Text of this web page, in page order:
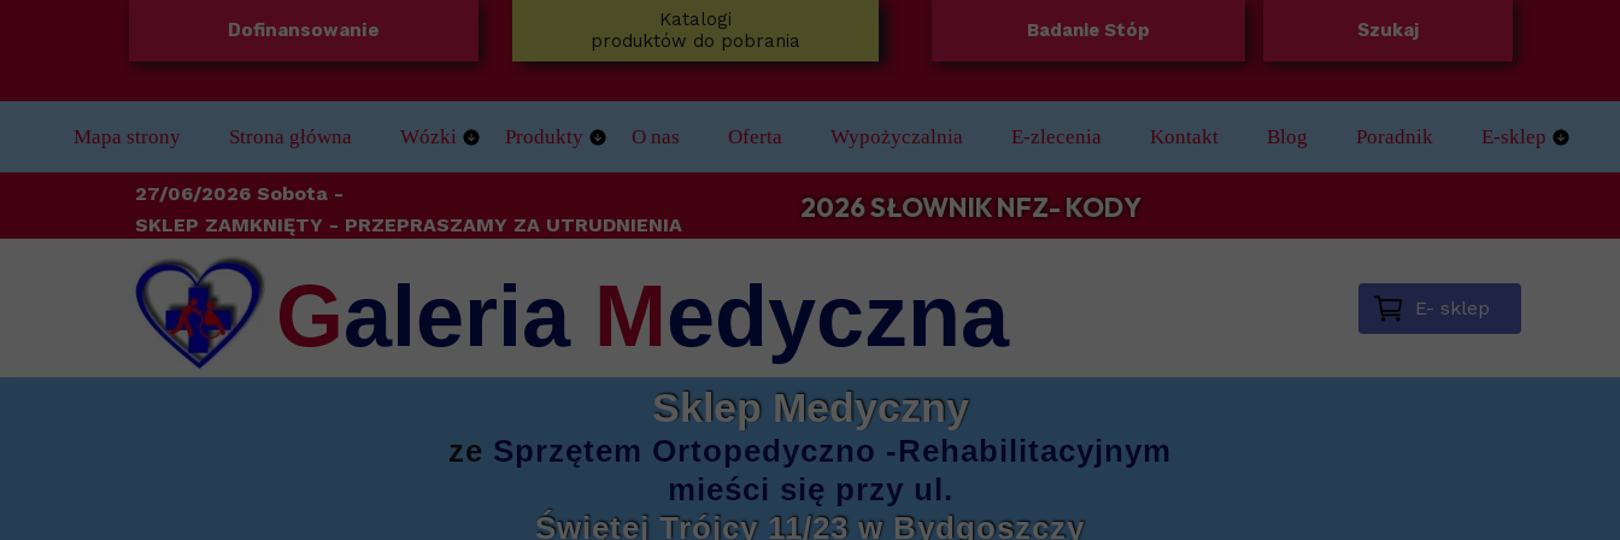
27/06/2026 Sobota -
SKLEP ZAMKNIĘTY - PRZEPRASZAMY ZA UTRUDNIENIA
Galeria Medyczna
Mapa strony Strona główna Wózki
Wózki Stabilizujące
Wózki inwalidzkie ze stopów lekkich/ do aktywnej rehabilitacji
Produkty
Dla Nóg
Kule i laski inwalidzkie
Odzież Medyczna
Ortezy
O nas Oferta Wypożyczalnia E-zlecenia Kontakt Blog Poradnik E-sklep
Sklep Medyczny
ze Sprzętem Ortopedyczno -Rehabilitacyjnym
mieści się przy ul.
Świętej Trójcy 11/23 w Bydgoszczy
E- sklep
Katalogi
produktów do pobrania
2026 SŁOWNIK NFZ- KODY
Badanie Stóp Szukaj
Dofinansowanie